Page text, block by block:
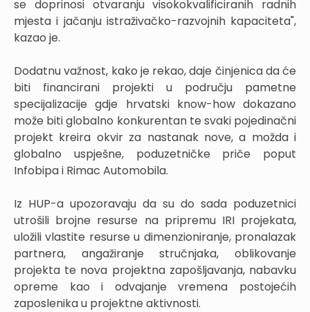
se doprinosi otvaranju visokokvalificiranih radnih
mjesta i jačanju istraživačko-razvojnih kapaciteta",
kazao je.
Dodatnu važnost, kako je rekao, daje činjenica da će
biti financirani projekti u području pametne
specijalizacije gdje hrvatski know-how dokazano
može biti globalno konkurentan te svaki pojedinačni
projekt kreira okvir za nastanak nove, a možda i
globalno uspješne, poduzetničke priče poput
Infobipa i Rimac Automobila.
Iz HUP-a upozoravaju da su do sada poduzetnici
utrošili brojne resurse na pripremu IRI projekata,
uložili vlastite resurse u dimenzioniranje, pronalazak
partnera, angažiranje stručnjaka, oblikovanje
projekta te nova projektna zapošljavanja, nabavku
opreme kao i odvajanje vremena postojećih
zaposlenika u projektne aktivnosti.